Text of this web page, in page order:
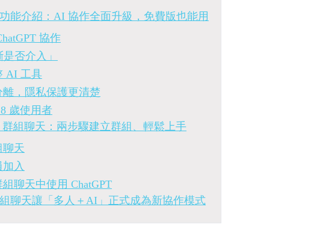
能介紹：AI 協作全面升級，免費版也能用
協作
否介入」
AI 工具
，隱私保護更清楚
歲使用者
群組聊天：兩步驟建立群組、輕鬆上手
聊天
入
聊天中使用 ChatGPT
聊天讓「多人＋AI」正式成為新協作模式